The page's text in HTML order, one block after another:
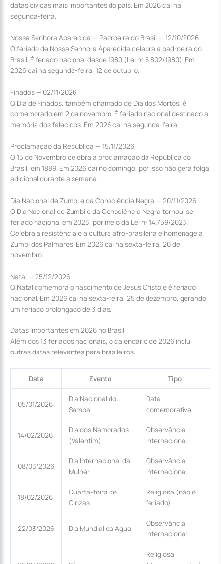
datas cívicas mais importantes do país. Em 2026 cai na
segunda-feira.
Nossa Senhora Aparecida — Padroeira do Brasil — 12/10/2026
O feriado de Nossa Senhora Aparecida celebra a padroeira do
Brasil. É feriado nacional desde 1980 (Lei nº 6.802/1980). Em
2026 cai na segunda-feira, 12 de outubro.
Finados — 02/11/2026
O Dia de Finados, também chamado de Dia dos Mortos, é
comemorado em 2 de novembro. É feriado nacional destinado à
memória dos falecidos. Em 2026 cai na segunda-feira.
Proclamação da República — 15/11/2026
O 15 de Novembro celebra a proclamação da República do
Brasil, em 1889. Em 2026 cai no domingo, por isso não gera folga
adicional durante a semana.
Dia Nacional de Zumbi e da Consciência Negra — 20/11/2026
O Dia Nacional de Zumbi e da Consciência Negra tornou-se
feriado nacional em 2023, por meio da Lei nº 14.759/2023.
Celebra a resistência e a cultura afro-brasileira e homenageia
Zumbi dos Palmares. Em 2026 cai na sexta-feira, 20 de
novembro.
Natal — 25/12/2026
O Natal comemora o nascimento de Jesus Cristo e é feriado
nacional. Em 2026 cai na sexta-feira, 25 de dezembro, gerando
um feriado prolongado de 3 dias.
Datas Importantes em 2026 no Brasil
Além dos 13 feriados nacionais, o calendário de 2026 inclui
outras datas relevantes para brasileiros:
Data Evento Tipo
05/01/2026
Dia Nacional do
Samba
Data
comemorativa
14/02/2026
Dia dos Namorados
(Valentim)
Observância
internacional
08/03/2026
Dia Internacional da
Mulher
Observância
internacional
18/02/2026
Quarta-feira de
Cinzas
Religiosa (não é
feriado)
22/03/2026 Dia Mundial da Água
Observância
internacional
Religiosa